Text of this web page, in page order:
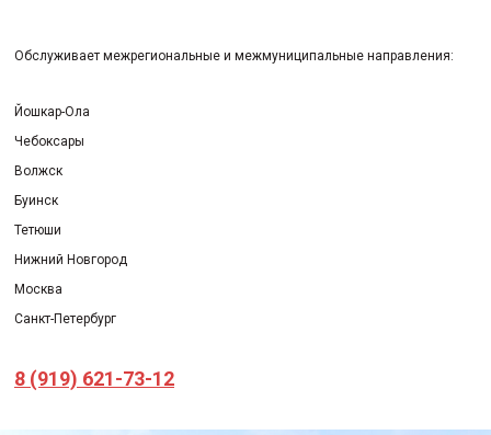
Обслуживает межрегиональные и межмуниципальные направления:
Йошкар-Ола
Чебоксары
Волжск
Буинск
Тетюши
Нижний Новгород
Москва
Санкт-Петербург
8 (919) 621-73-12